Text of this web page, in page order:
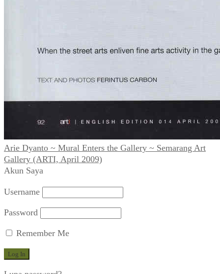
Arie Dyanto ~ Mural Enters the Gallery ~ Semarang Art
Gallery (ARTI, April 2009)
Akun Saya
Username
Password
Remember Me